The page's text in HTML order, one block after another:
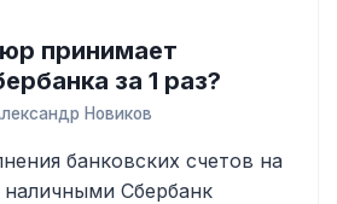
принимает
за 1 раз?
Новиков
банковских счетов на
Сбербанк